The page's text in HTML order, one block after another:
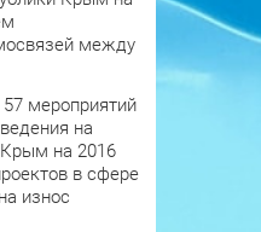
между
мероприятий
на
Крым на 2016
в сфере
износ